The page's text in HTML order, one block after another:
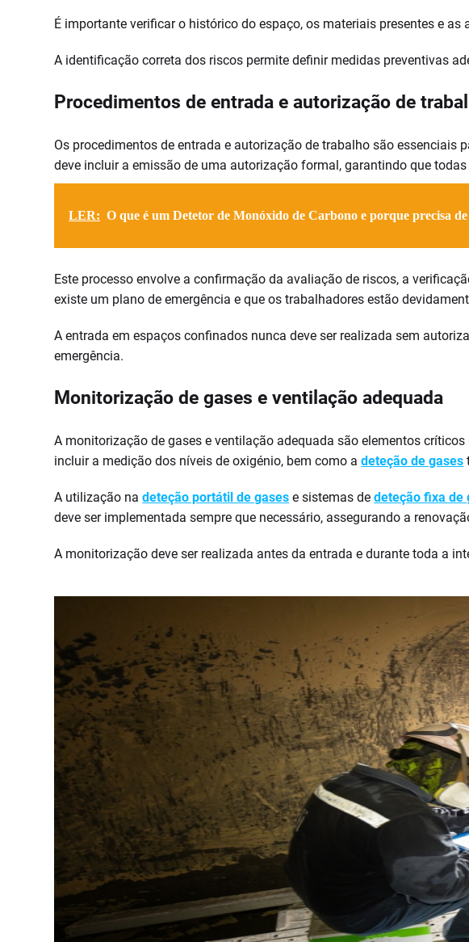
É importante verificar o histórico do espaço, os materiais presentes e
A identificação correta dos riscos permite definir medidas preventivas
Procedimentos de entrada e autorização de
Os procedimentos de entrada e autorização de trabalho são essenciais
deve incluir a emissão de uma autorização formal, garantindo que
LER: O que é um Detetor de Monóxido de Carbono e porque precisa
Este processo envolve a confirmação da avaliação de riscos, a
existe um plano de emergência e que os trabalhadores estão
A entrada em espaços confinados nunca deve ser realizada sem
emergência.
Monitorização de gases e ventilação adequada
A monitorização de gases e ventilação adequada são elementos
incluir a medição dos níveis de oxigénio, bem como adeteção de gases
A utilização nadeteção portátil de gases e sistemas dedeteção fixa de
deve ser implementada sempre que necessário, assegurando a
A monitorização deve ser realizada antes da entrada e durante toda a